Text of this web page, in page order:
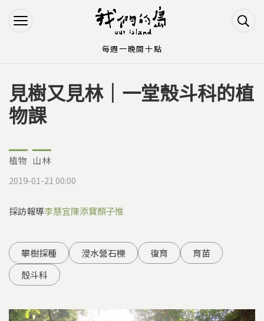
Jump to Navigation
Jump to Main content
您在這裡
見樹又見林｜一堂殼斗科的植
物課
植物 山林
2019-01-21 00:00
採訪報導李慧宜陳添寶顏子惟
攀樹採種 浸水營石櫟 復育
育苗
殼斗科
每週一晚間十點